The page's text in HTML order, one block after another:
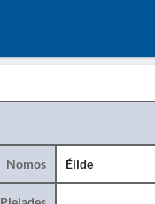
Nomos Élide